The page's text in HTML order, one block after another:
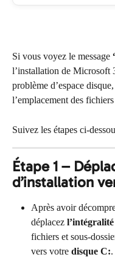
Si vous voyez le message
l’installation de Microsoft
problème d’espace
l’emplacement des
Suivez les étapes ci-
Étape 1 –
d’installation
Après avoir
déplacez
fichiers et sous-
vers votre disque C:.